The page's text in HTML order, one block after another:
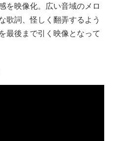
を映像化。広い音域のメロ
歌詞、怪しく翻弄するよう
最後まで引く映像となって